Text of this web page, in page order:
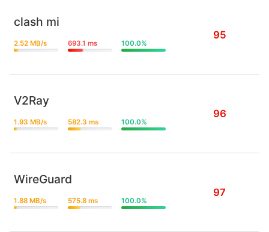
clash mi
2.52 MB/s 693.1 ms 100.0%
95
V2Ray
1.93 MB/s 582.3 ms 100.0%
96
WireGuard
1.88 MB/s 575.8 ms 100.0%
97